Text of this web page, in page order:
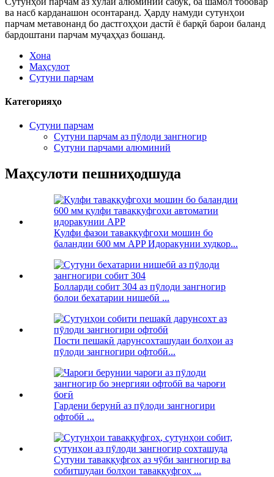
ва насб карданашон осонтаранд. Ҳарду намуди сутунҳои
парчам метавонанд бо дастгоҳҳои дастӣ ё барқӣ барои баланд
бардоштани парчам муҷаҳҳаз бошанд.
Хона
Маҳсулот
Сутуни парчам
Категорияҳо
Сутуни парчам
Сутуни парчам аз пӯлоди зангногир
Сутуни парчами алюминий
Маҳсулоти пешниҳодшуда
Қулфи фазои таваққуфгоҳи мошин бо
баландии 600 мм APP Идоракунии худкор...
Болларди собит 304 аз пӯлоди зангногир
болои бехатарии нишебӣ ...
Пости пешакӣ дарунсохташудаи болҳои аз
пӯлоди зангногири офтобӣ...
Гардени берунӣ аз пӯлоди зангногири
офтобӣ ...
Сутуни таваққуфгоҳ аз чӯби зангногир ва
собитшудаи болҳои таваққуфгоҳ ...